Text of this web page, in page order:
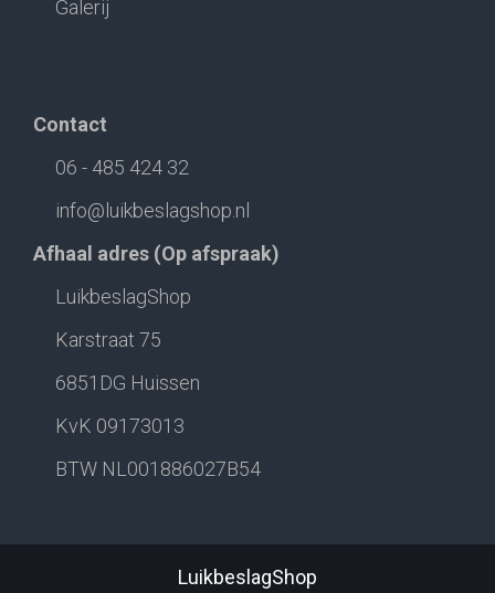
Galerij
Contact
06 - 485 424 32
info@luikbeslagshop.nl
Afhaal adres (Op afspraak)
LuikbeslagShop
Karstraat 75
6851DG Huissen
KvK 09173013
BTW NL001886027B54
LuikbeslagShop